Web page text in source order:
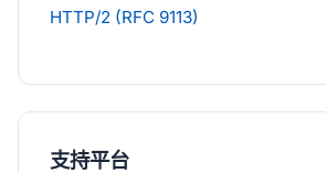
HTTP/2 (RFC 9113)
支持平台